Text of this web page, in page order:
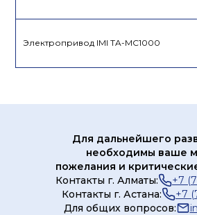
Электропривод IMI TA-MC1000
Для дальнейшего
необходимы ваше
пожелания и
Контакты г. Алматы:
+7
Контакты г. Астана:
+7
Для общих вопросов: